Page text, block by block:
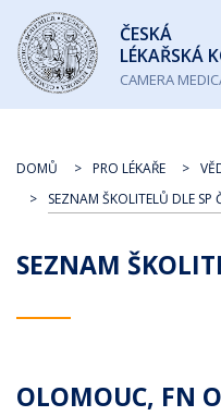
Česká
lékařská
komora
ČESKÁ
LÉKAŘSKÁ
CAMERA
SEZNAM
DOMŮ PRO LÉKAŘE
SEZNAM ŠKOLITELŮ DLE SP
OLOMOUC, FN